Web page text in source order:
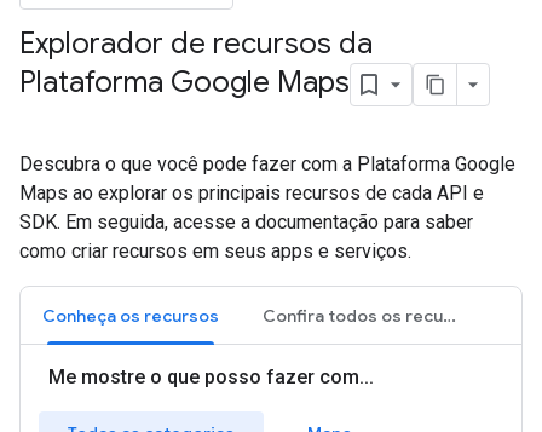
Explorador de recursos da
Plataforma Google Maps